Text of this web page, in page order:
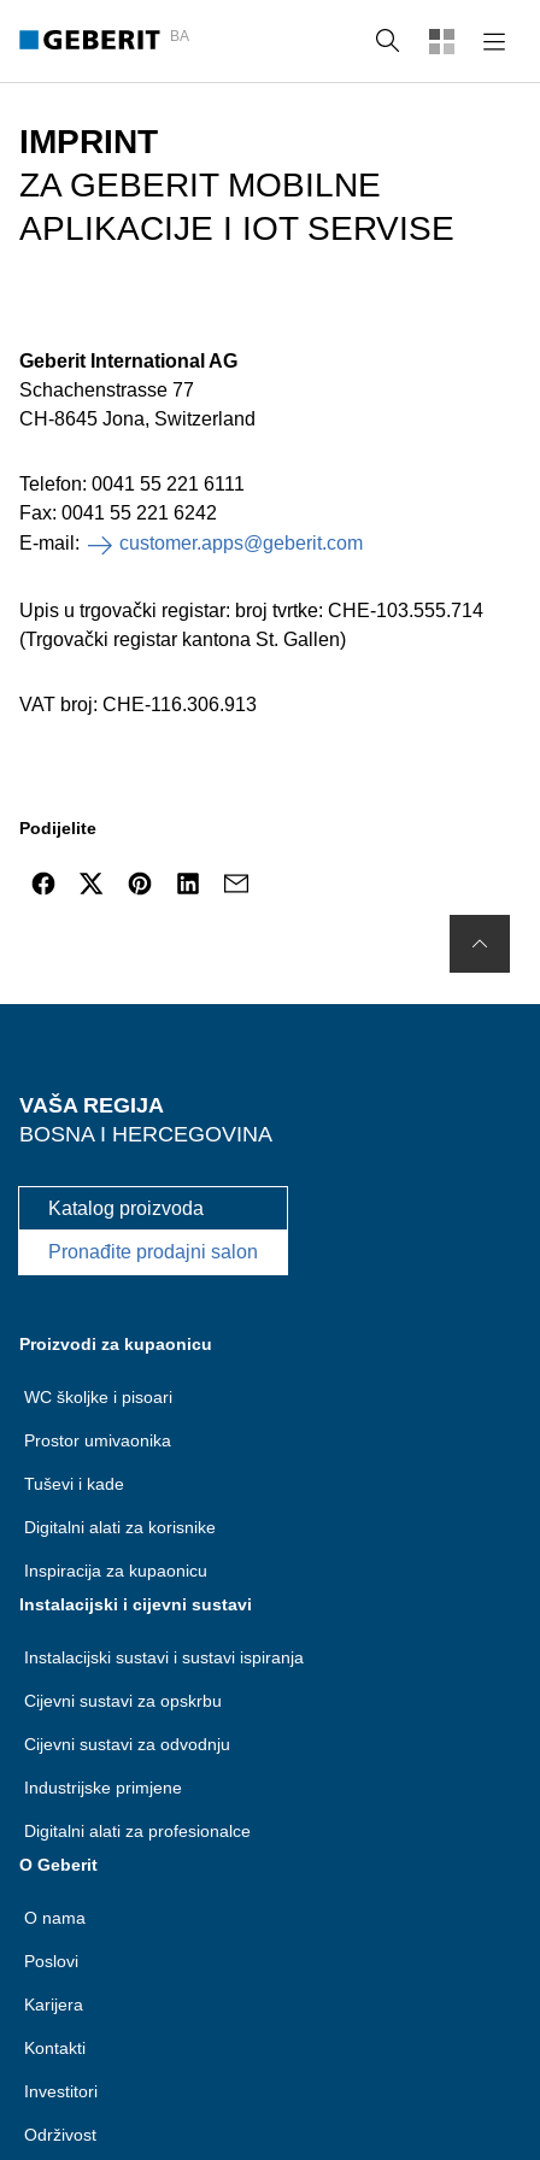
BA Tražilica
IMPRINT
ZA GEBERIT MOBILNE
APLIKACIJE I IOT SERVISE
Geberit International AG
Schachenstrasse 77
CH-8645 Jona, Switzerland
Telefon: 0041 55 221 6111
Fax: 0041 55 221 6242
E-mail:
customer.apps@geberit.com
Upis u trgovački registar: broj tvrtke: CHE-103.555.714
(Trgovački registar kantona St. Gallen)
VAT broj: CHE-116.306.913
Podijelite
VAŠA REGIJA
BOSNA I HERCEGOVINA
Katalog proizvoda
Pronađite prodajni salon
Proizvodi za kupaonicu
WC školjke i pisoari
Prostor umivaonika
Tuševi i kade
Digitalni alati za korisnike
Inspiracija za kupaonicu
Instalacijski i cijevni sustavi
Instalacijski sustavi i sustavi ispiranja
Cijevni sustavi za opskrbu
Cijevni sustavi za odvodnju
Industrijske primjene
Digitalni alati za profesionalce
O Geberit
O nama
Poslovi
Karijera
Kontakti
Investitori
Održivost